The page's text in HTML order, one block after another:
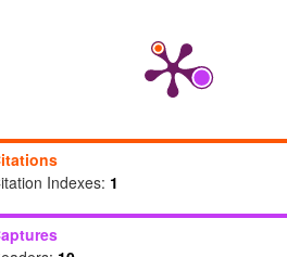
Indexes: 1